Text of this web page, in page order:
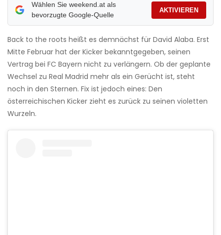
Wählen Sie weekend.at als
bevorzugte Google-Quelle
AKTIVIEREN
Back to the roots heißt es demnächst für David Alaba. Erst
Mitte Februar hat der Kicker bekanntgegeben, seinen
Vertrag bei FC Bayern nicht zu verlängern. Ob der geplante
Wechsel zu Real Madrid mehr als ein Gerücht ist, steht
noch in den Sternen. Fix ist jedoch eines: Den
österreichischen Kicker zieht es zurück zu seinen violetten
Wurzeln.